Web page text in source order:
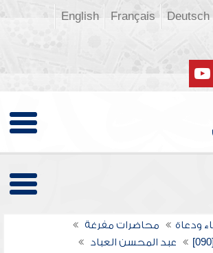
Deutsch
Français
English
ودعاة
محاضرات مفرغة
عبد المحسن العباد